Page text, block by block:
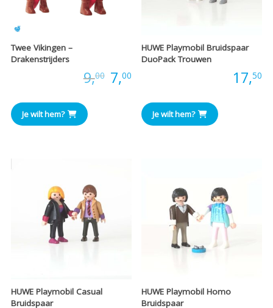
Twee Vikingen –
Drakenstrijders
9,00 Oorspronkelijke
7,00Huidige
prijs
is:
Je wilt hem?
HUWE Playmobil Bruidspaar
DuoPack Trouwen
17,50
Je wilt hem?
HUWE Playmobil Casual
Bruidspaar
HUWE Playmobil Homo
Bruidspaar